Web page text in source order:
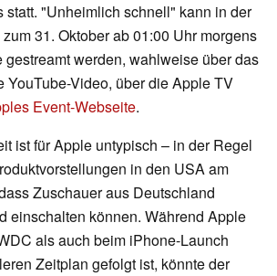
statt. "Unheimlich schnell" kann in der
31. Oktober ab 01:00 Uhr morgens
gestreamt werden, wahlweise über das
YouTube-Video, über die Apple TV
Event-Webseite.
ist für Apple untypisch – in der Regel
in den USA am
Zuschauer aus Deutschland
einschalten können. Während Apple
als auch beim iPhone-Launch
Zeitplan gefolgt ist, könnte der